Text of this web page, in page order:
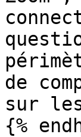
de
sur
{%